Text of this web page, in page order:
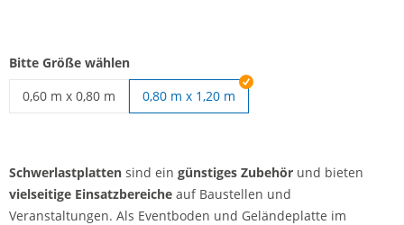
Bitte Größe wählen
0,60 m x 0,80 m
0,80 m x 1,20 m
Schwerlastplatten sind ein günstiges Zubehör und bieten
vielseitige Einsatzbereiche auf Baustellen und
Veranstaltungen. Als Eventboden und Geländeplatte im